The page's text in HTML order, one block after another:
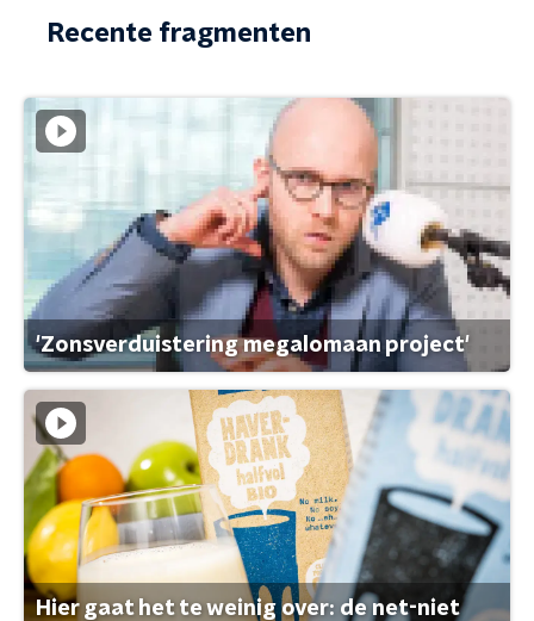
Recente fragmenten
'Zonsverduistering megalomaan project'
Hier gaat het te weinig over: de net-niet